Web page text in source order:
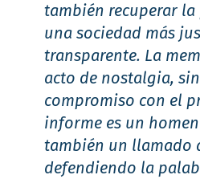
también recuperar
una sociedad más
transparente. La
acto de nostalgia,
compromiso con el
informe es un
también un llamado
defendiendo la